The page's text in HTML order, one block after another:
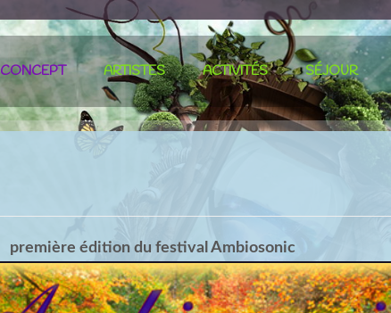
CONCEPT ARTISTES ACTIVITÉS SÉJOUR
première édition du festival Ambiosonic